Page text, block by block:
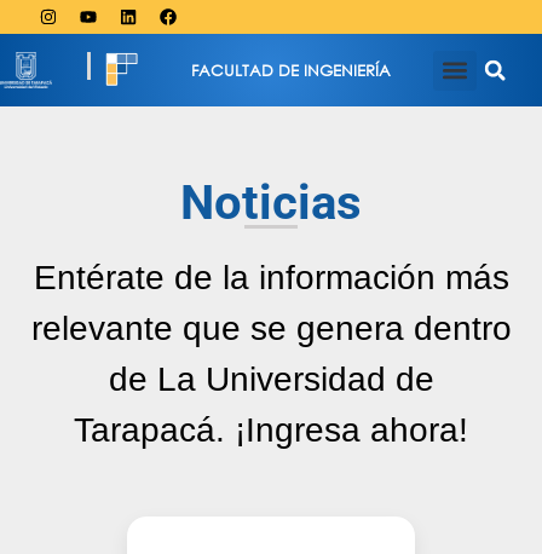
FACULTAD DE INGENIERÍA
Noticias
Entérate de la información más
relevante que se genera dentro
de La Universidad de
Tarapacá. ¡Ingresa ahora!